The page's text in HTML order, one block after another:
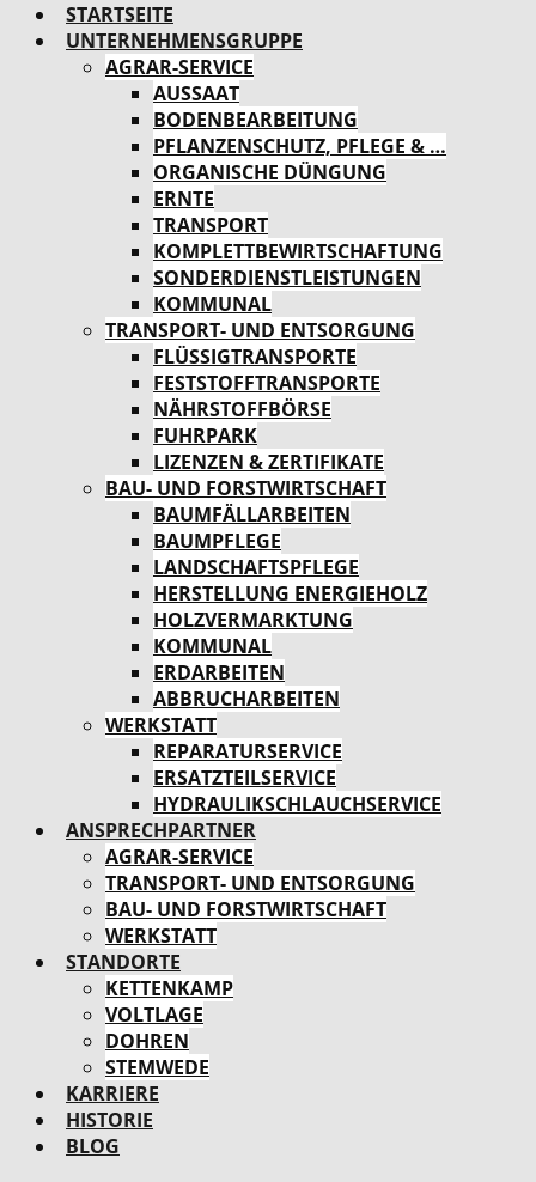
STARTSEITE
UNTERNEHMENSGRUPPE
AGRAR-SERVICE
AUSSAAT
BODENBEARBEITUNG
PFLANZENSCHUTZ, PFLEGE & …
ORGANISCHE DÜNGUNG
ERNTE
TRANSPORT
KOMPLETTBEWIRTSCHAFTUNG
SONDERDIENSTLEISTUNGEN
KOMMUNAL
TRANSPORT- UND ENTSORGUNG
FLÜSSIGTRANSPORTE
FESTSTOFFTRANSPORTE
NÄHRSTOFFBÖRSE
FUHRPARK
LIZENZEN & ZERTIFIKATE
BAU- UND FORSTWIRTSCHAFT
BAUMFÄLLARBEITEN
BAUMPFLEGE
LANDSCHAFTSPFLEGE
HERSTELLUNG ENERGIEHOLZ
HOLZVERMARKTUNG
KOMMUNAL
ERDARBEITEN
ABBRUCHARBEITEN
WERKSTATT
REPARATURSERVICE
ERSATZTEILSERVICE
HYDRAULIKSCHLAUCHSERVICE
ANSPRECHPARTNER
AGRAR-SERVICE
TRANSPORT- UND ENTSORGUNG
BAU- UND FORSTWIRTSCHAFT
WERKSTATT
STANDORTE
KETTENKAMP
VOLTLAGE
DOHREN
STEMWEDE
KARRIERE
HISTORIE
BLOG